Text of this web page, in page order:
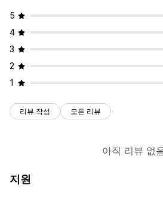
5
4
3
2
1
리뷰 작성 모든 리뷰
아직 리뷰 없
지원